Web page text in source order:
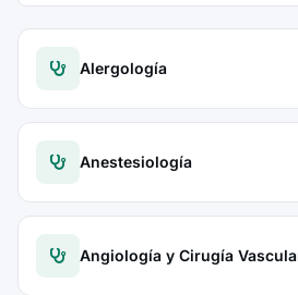
Alergología
Anestesiología
Angiología y Cirugía